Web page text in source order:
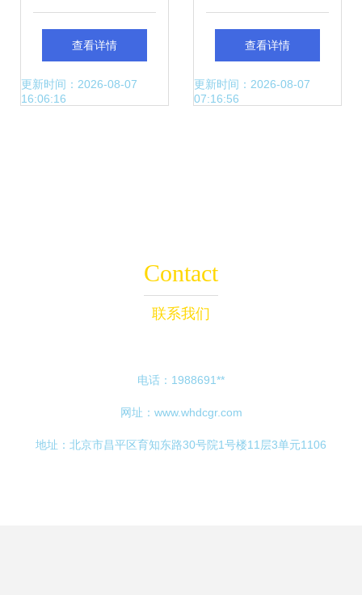
电子台秤未来新发
展
查看详情
更新时间：2026-08-07
16:06:16
选购与安装全指南
查看详情
更新时间：2026-08-07
07:16:56
Contact
联系我们
电话：1988691**
网址： www.whdcgr.com
地址：北京市昌平区育知东路30号院1号楼11层3单元1106